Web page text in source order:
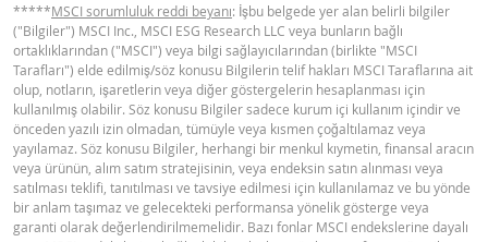
Latest Product Quotes
*****MSCI sorumluluk reddi beyanı: İşbu belgede yer alan belirli bilgiler
("Bilgiler") MSCI Inc., MSCI ESG Research LLC veya bunların bağlı
ortaklıklarından ("MSCI") veya bilgi sağlayıcılarından (birlikte "MSCI
Tarafları") elde edilmiş/söz konusu Bilgilerin telif hakları MSCI Taraflarına ait
olup, notların, işaretlerin veya diğer göstergelerin hesaplanması için
kullanılmış olabilir. Söz konusu Bilgiler sadece kurum içi kullanım içindir ve
önceden yazılı izin olmadan, tümüyle veya kısmen çoğaltılamaz veya
yayılamaz. Söz konusu Bilgiler, herhangi bir menkul kıymetin, finansal aracın
veya ürünün, alım satım stratejisinin, veya endeksin satın alınması veya
satılması teklifi, tanıtılması ve tavsiye edilmesi için kullanılamaz ve bu yönde
bir anlam taşımaz ve gelecekteki performansa yönelik gösterge veya
garanti olarak değerlendirilmemelidir. Bazı fonlar MSCI endekslerine dayalı